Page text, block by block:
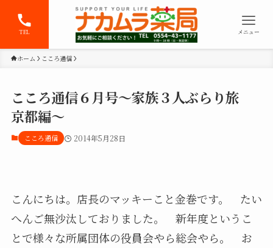
TEL メニュー
ホーム こころ通信
こころ通信６月号～家族３人ぶらり旅
京都編～
こころ通信 2014年5月28日
こんにちは。店長のマッキーこと金巻です。 たい
へんご無沙汰しておりました。 新年度というこ
とで様々な所属団体の役員会やら総会やら。 お